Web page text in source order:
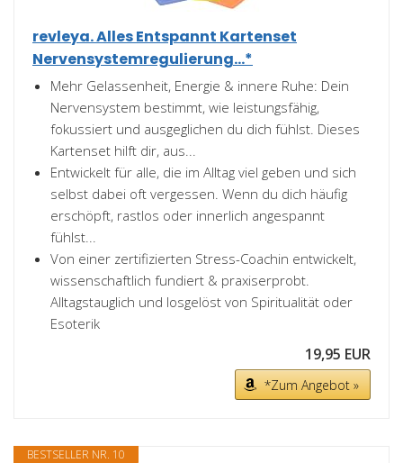
revleya. Alles Entspannt Kartenset
Nervensystemregulierung...*
Mehr Gelassenheit, Energie & innere Ruhe: Dein
Nervensystem bestimmt, wie leistungsfähig,
fokussiert und ausgeglichen du dich fühlst. Dieses
Kartenset hilft dir, aus...
Entwickelt für alle, die im Alltag viel geben und sich
selbst dabei oft vergessen. Wenn du dich häufig
erschöpft, rastlos oder innerlich angespannt
fühlst...
Von einer zertifizierten Stress-Coachin entwickelt,
wissenschaftlich fundiert & praxiserprobt.
Alltagstauglich und losgelöst von Spiritualität oder
Esoterik
19,95 EUR
*Zum Angebot »
BESTSELLER NR. 10